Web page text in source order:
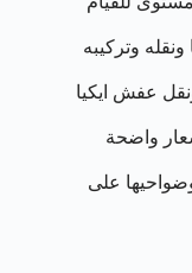
وتركيبه
عفش ايكيا
واضحة
على